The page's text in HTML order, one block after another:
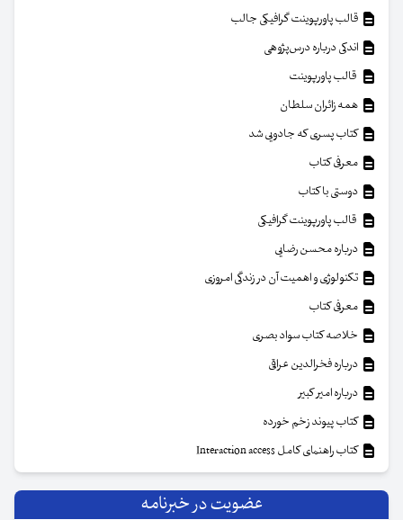
قالب پاورپوینت گرافیکی جالب
اندکی درباره درس‌پژوهی
قالب پاورپوینت
همه زائران سلطان
کتاب پسری که جادویی شد
معرفی کتاب
دوستی با کتاب
قالب پاورپوینت گرافیکی
درباره محسن رضایی
تکنولوژی و اهمیت آن در زندگی امروزی
معرفی کتاب
خلاصه کتاب سواد بصری
درباره فخرالدین عراقی
درباره امیر کبیر
کتاب پیوند زخم خورده
کتاب راهنمای کامل Interaction access
عضویت در خبرنامه